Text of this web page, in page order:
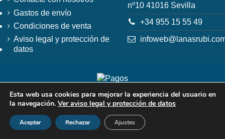
Gastos de envío
Condiciones de venta
Aviso legal y protección de
datos
nº10 41016 Sevilla
+34 955 15 55 49
Esta web usa cookies para mejorar la experiencia del usuario en
la navegación. Ver aviso legal y protección de datos
Aceptar Rechazar Ajustes